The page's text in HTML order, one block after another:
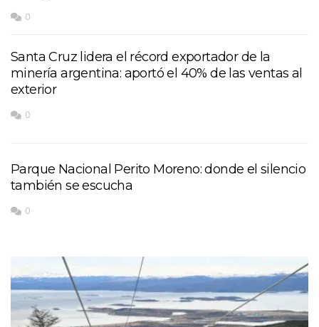
0
Santa Cruz lidera el récord exportador de la
minería argentina: aportó el 40% de las ventas al
exterior
0
Parque Nacional Perito Moreno: donde el silencio
también se escucha
0